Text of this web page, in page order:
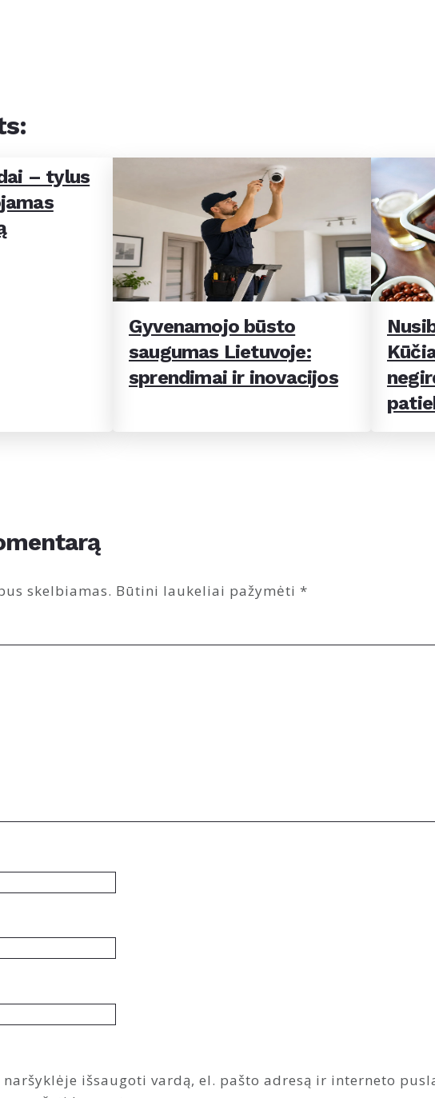
– tylus
Gyvenamojo būsto
saugumas Lietuvoje:
sprendimai ir inovacijos
skelbiamas. Būtini laukeliai pažymėti *
išsaugoti vardą, el. pašto adresą ir interneto